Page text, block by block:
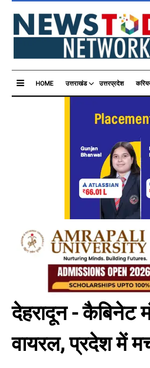
HOME उत्तराखंड उत्तरप्रदेश
देहरादून - कैबिनेट
वायरल, प्रदेश में